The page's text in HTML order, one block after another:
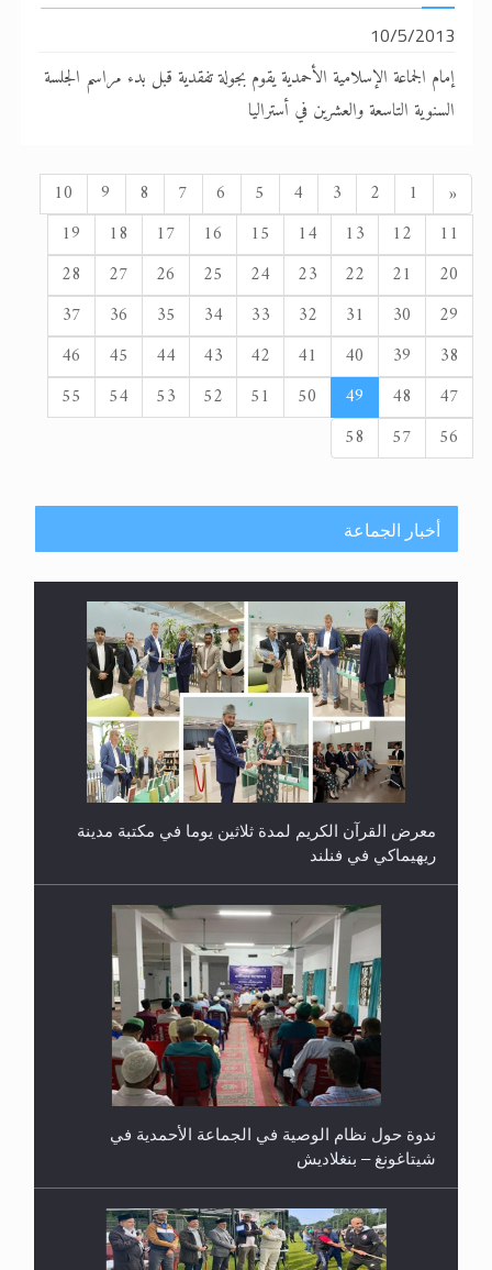
10/5/2013
إمام الجماعة الإسلامية الأحمدية يقوم بجولة تفقدية قبل بدء مراسم الجلسة
السنوية التاسعة والعشرين في أستراليا
« السابق1
2
3
4
5
6
7
8
9
10
11
12
13
14
15
16
17
18
19
20
21
22
23
24
25
26
27
28
29
30
31
32
33
34
35
36
37
38
39
40
41
42
43
44
45
46
47
48
49
50
51
52
53
54
55
56
57
58
أخبار الجماعة
معرض القرآن الكريم لمدة ثلاثين يوما في مكتبة مدينة
ندوة حول نظام الوصية في الجماعة الأحمدية في